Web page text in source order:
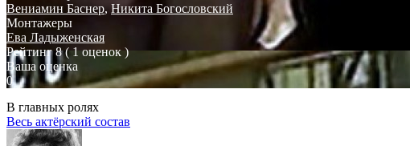
Вениамин Баснер, Никита Богословский
Монтажеры
Ева Ладыженская
Рейтинг 8 ( 1 оценок )
Ваша оценка
0
В главных ролях
Весь актёрский состав